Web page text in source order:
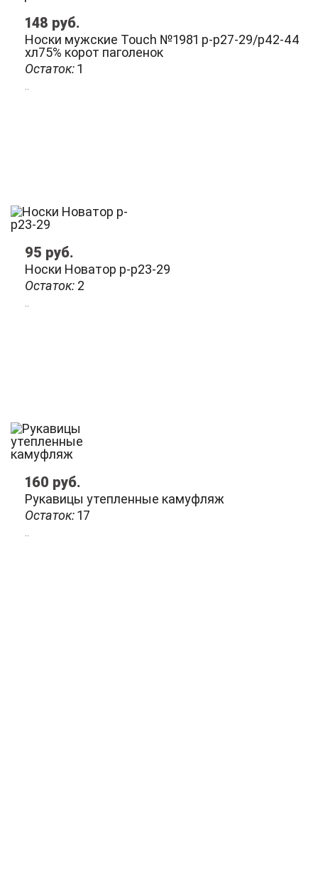
Остаток:1
Носки мужские Touch №1981 р-р27-29/р42-44
хл75% корот паголенок
148 руб.
Остаток: 2
Носки Новатор р-р23-29
95 руб.
Остаток:17
Рукавицы утепленные камуфляж
160 руб.